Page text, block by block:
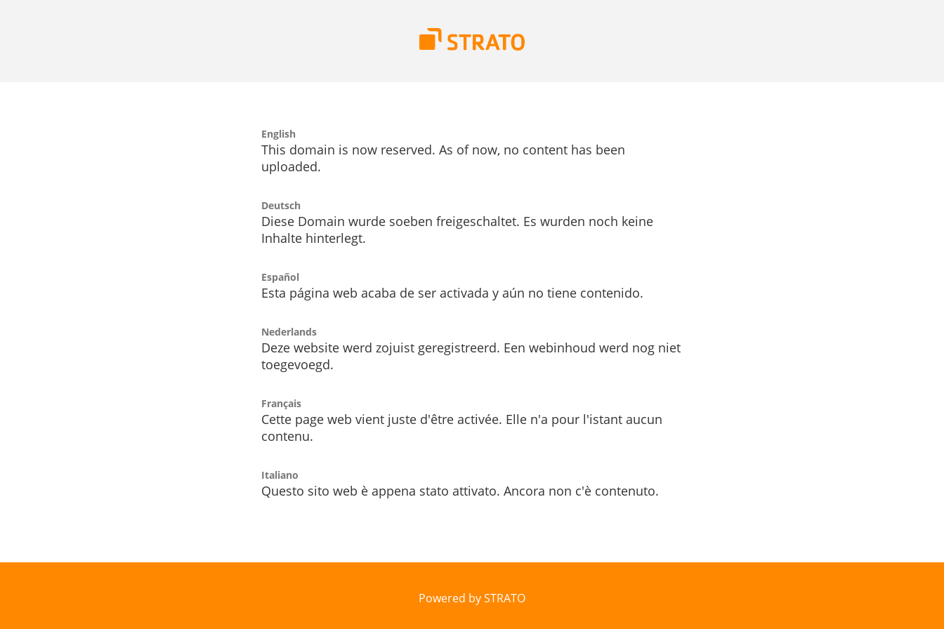
English
This domain is now reserved. As of now, no content has been
uploaded.
Deutsch
Diese Domain wurde soeben freigeschaltet. Es wurden noch keine
Inhalte hinterlegt.
Español
Esta página web acaba de ser activada y aún no tiene contenido.
Nederlands
Deze website werd zojuist geregistreerd. Een webinhoud werd nog niet
toegevoegd.
Français
Cette page web vient juste d'être activée. Elle n'a pour l'istant aucun
contenu.
Italiano
Questo sito web è appena stato attivato. Ancora non c'è contenuto.
Powered by STRATO